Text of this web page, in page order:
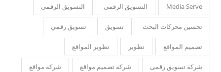
Media Serve التسويق الرقمى التسويق الرقمي
تحسين محركات البحث تسويق تسويق رقمي
تصميم المواقع تطوير تطوير المواقع
شركة تسويق رقمى شركة تصميم مواقع شركة مواقع